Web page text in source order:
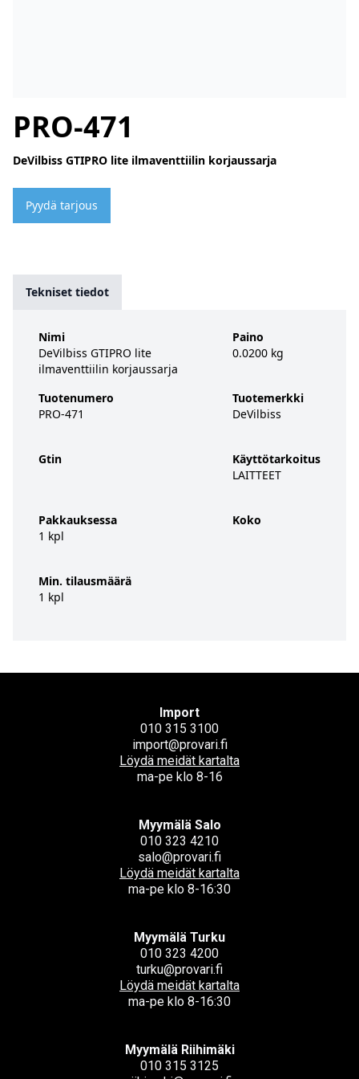
PRO-471
DeVilbiss GTIPRO lite ilmaventtiilin korjaussarja
Pyydä tarjous
Tekniset tiedot
Nimi
DeVilbiss GTIPRO lite
ilmaventtiilin korjaussarja
Tuotenumero
PRO-471
Gtin
Pakkauksessa
1 kpl
Min. tilausmäärä
1 kpl
Paino
0.0200 kg
Tuotemerkki
DeVilbiss
Käyttötarkoitus
LAITTEET
Koko
Import
010 315 3100
import@provari.fi
Löydä meidät kartalta
ma-pe klo 8-16
Myymälä Salo
010 323 4210
salo@provari.fi
Löydä meidät kartalta
ma-pe klo 8-16:30
Myymälä Turku
010 323 4200
turku@provari.fi
Löydä meidät kartalta
ma-pe klo 8-16:30
Myymälä Riihimäki
010 315 3125